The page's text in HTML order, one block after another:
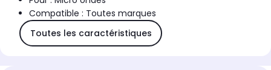
Compatible : Toutes marques
Toutes les caractéristiques